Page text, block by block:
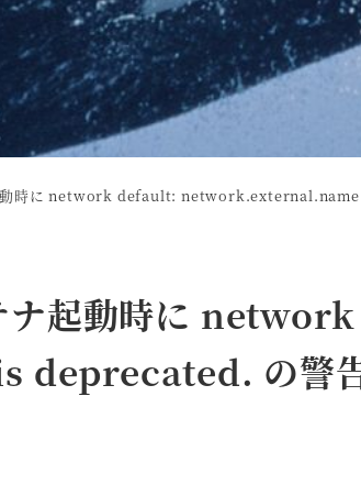
時に network default: network.external.name
起動時に
の警